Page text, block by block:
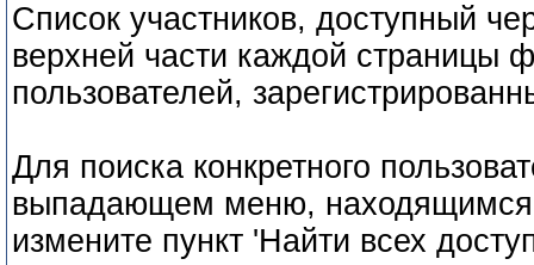
Список участников, доступный
верхней части каждой страницы
пользователей,
Для поиска конкретного
выпадающем меню, находящимся
измените пункт 'Найти всех